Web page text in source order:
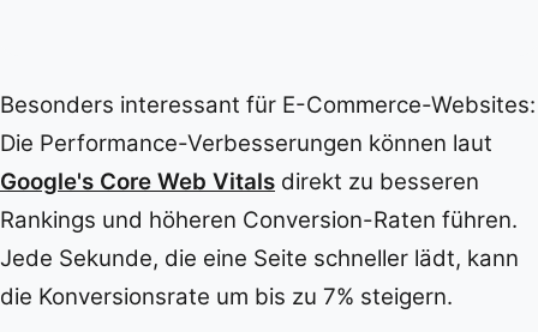
Besonders interessant für E-Commerce-Websites:
Die Performance-Verbesserungen können laut
Google's Core Web Vitals direkt zu besseren
Rankings und höheren Conversion-Raten führen.
Jede Sekunde, die eine Seite schneller lädt, kann
die Konversionsrate um bis zu 7% steigern.